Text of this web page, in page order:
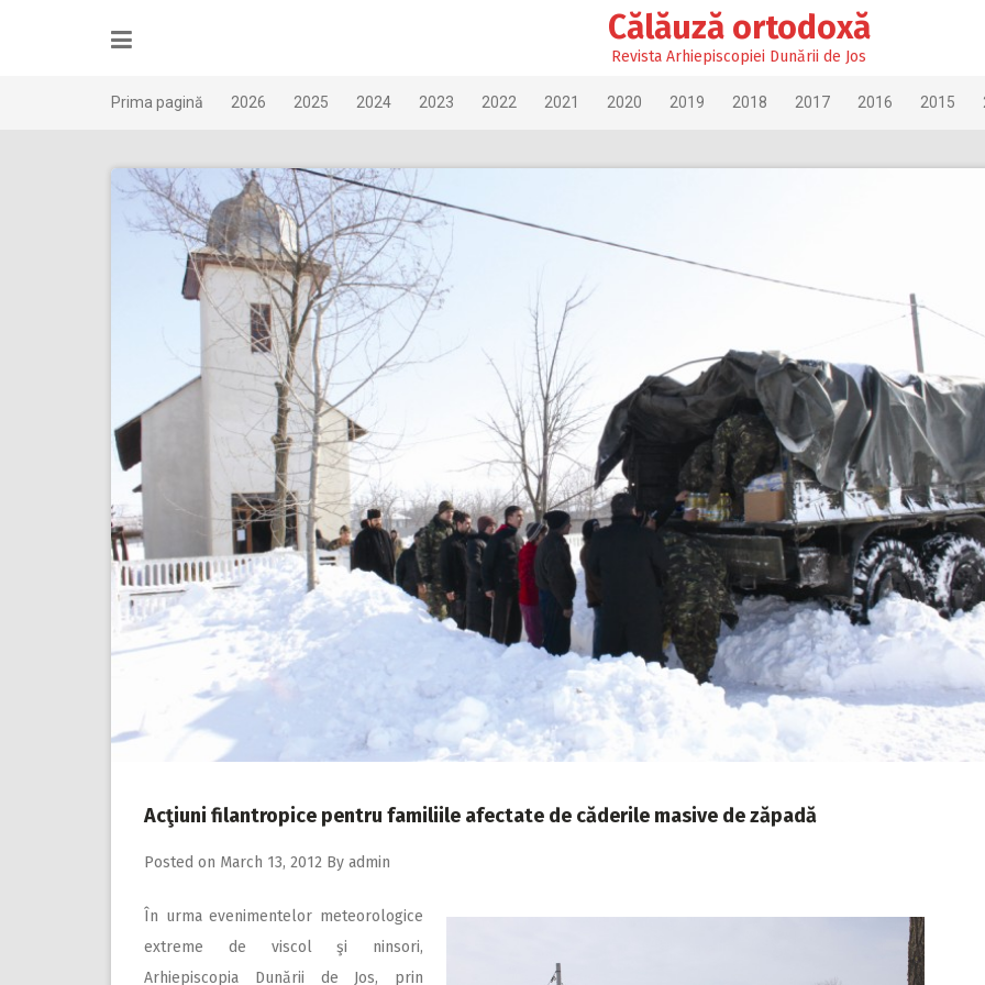
Călăuză ortodoxă
Revista Arhiepiscopiei Dunării de Jos
Prima pagină 2026 2025 2024 2023 2022 2021 2020 2019 2018 2017 2016 2015
Acţiuni filantropice pentru familiile afectate de căderile masive de zăpadă
Posted on March 13, 2012 By admin
În urma evenimentelor meteorologice
extreme de viscol şi ninsori,
Arhiepiscopia Dunării de Jos, prin